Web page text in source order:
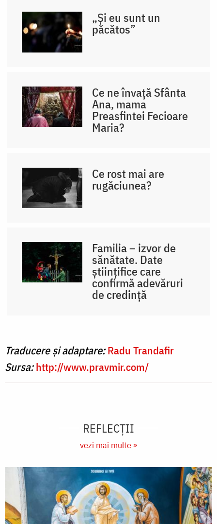
„Și eu sunt un
păcătos”
Ce ne învață Sfânta
Ana, mama
Preasfintei Fecioare
Maria?
Ce rost mai are
rugăciunea?
Familia – izvor de
sănătate. Date
științifice care
confirmă adevăruri
de credință
Traducere și adaptare:Radu Trandafir
Sursa:http://www.pravmir.com/
REFLECȚII
vezi mai multe »